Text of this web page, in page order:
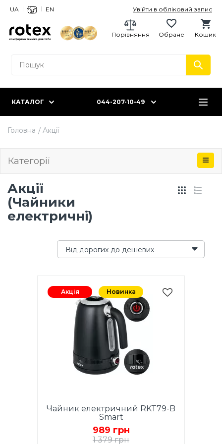
UA EN Увійти в обліковий запис
Кошик
Обране
Порівняння
КАТАЛОГ 044-207-10-49
Головна Акції
Категорії
Акції
(Чайники
електричні)
Від дорогих до дешевих
Акція Новинка
Чайник електричний RKT79-B
Smart
989 грн
1 379 грн